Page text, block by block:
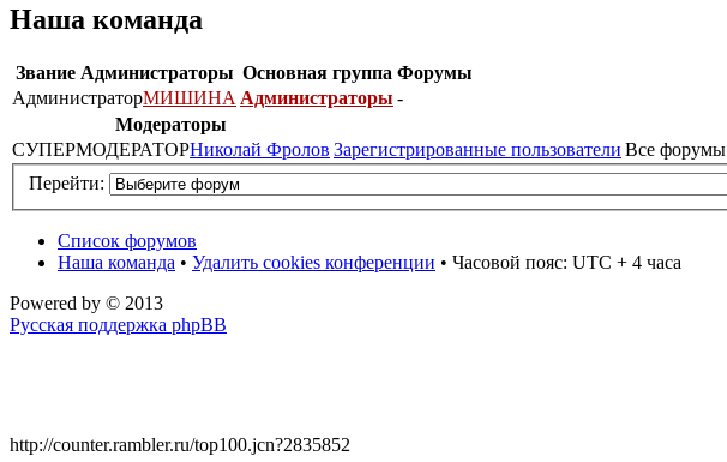
Наша команда
Звание Администраторы Основная группа Форумы
АдминистраторМИШИНА Администраторы -
Модераторы
СУПЕРМОДЕРАТОРНиколай Фролов Зарегистрированные пользователи Все форумы
Перейти:
Список форумов
Наша команда • Удалить cookies конференции • Часовой пояс: UTC + 4 часа
Powered by © 2013
Русская поддержка phpBB
http://counter.rambler.ru/top100.jcn?2835852